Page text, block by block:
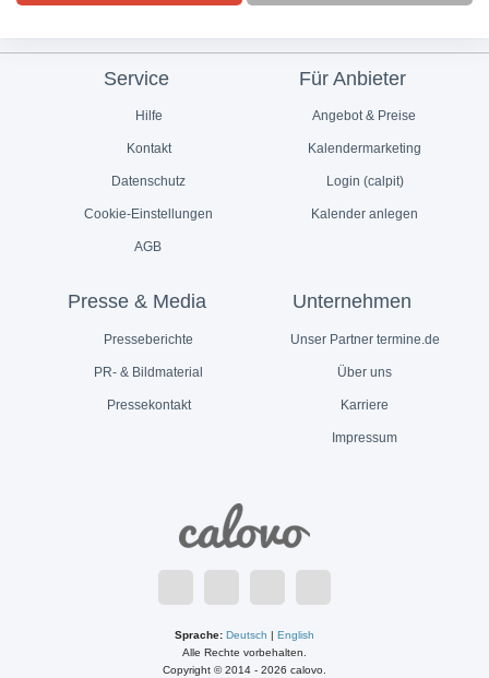
Service
Hilfe
Kontakt
Datenschutz
Cookie-Einstellungen
AGB
Für Anbieter
Angebot & Preise
Kalendermarketing
Login (calpit)
Kalender anlegen
Presse & Media
Presseberichte
PR- & Bildmaterial
Pressekontakt
Unternehmen
Unser Partner termine.de
Über uns
Karriere
Impressum
Sprache: Deutsch | English
Alle Rechte vorbehalten.
Copyright © 2014 - 2026 calovo.